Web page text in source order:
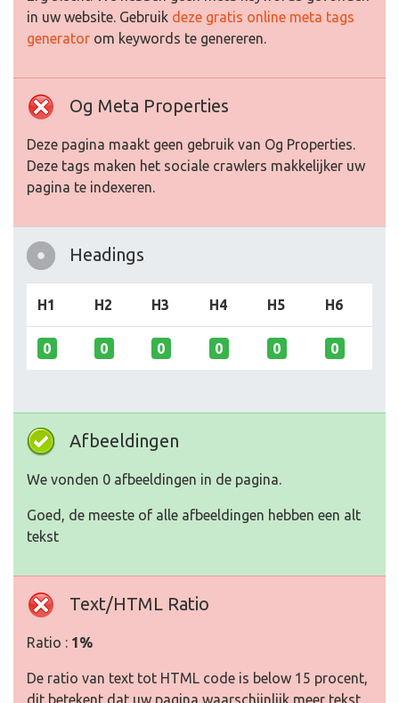
in uw website. Gebruik deze gratis online meta tags
generator om keywords te genereren.
Og Meta Properties
Deze pagina maakt geen gebruik van Og Properties.
Deze tags maken het sociale crawlers makkelijker uw
pagina te indexeren.
Headings
H1 H2 H3 H4 H5 H6
0 0 0 0 0 0
Afbeeldingen
We vonden 0 afbeeldingen in de pagina.
Goed, de meeste of alle afbeeldingen hebben een alt
tekst
Text/HTML Ratio
Ratio : 1%
De ratio van text tot HTML code is below 15 procent,
dit betekent dat uw pagina waarschijnlijk meer tekst